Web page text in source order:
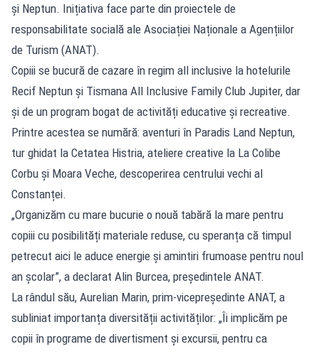
și Neptun. Inițiativa face parte din proiectele de
responsabilitate socială ale Asociației Naționale a Agențiilor
de Turism (ANAT).
Copiii se bucură de cazare în regim all inclusive la hotelurile
Recif Neptun și Tismana All Inclusive Family Club Jupiter, dar
și de un program bogat de activități educative și recreative.
Printre acestea se numără: aventuri în Paradis Land Neptun,
tur ghidat la Cetatea Histria, ateliere creative la La Colibe
Corbu și Moara Veche, descoperirea centrului vechi al
Constanței.
„Organizăm cu mare bucurie o nouă tabără la mare pentru
copiii cu posibilități materiale reduse, cu speranța că timpul
petrecut aici le aduce energie și amintiri frumoase pentru noul
an școlar”, a declarat Alin Burcea, președintele ANAT.
La rândul său, Aurelian Marin, prim-vicepreședinte ANAT, a
subliniat importanța diversității activităților: „Îi implicăm pe
copii în programe de divertisment și excursii, pentru ca